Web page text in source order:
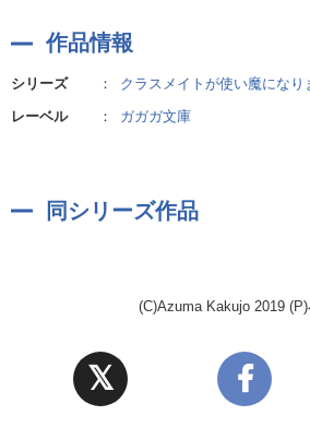
作品情報
シリーズ ：
クラスメイトが使い魔になり
レーベル
： ガガガ文庫
同シリーズ作品
(C)Azuma Kakujo 2019